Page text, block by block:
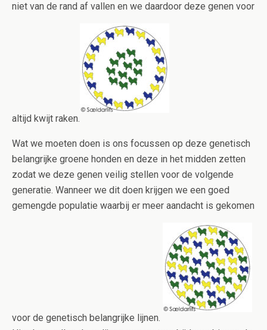
niet van de rand af vallen en we daardoor deze genen voor
altijd kwijt raken.
Wat we moeten doen is ons focussen op deze genetisch
belangrijke groene honden en deze in het midden zetten
zodat we deze genen veilig stellen voor de volgende
generatie. Wanneer we dit doen krijgen we een goed
gemengde populatie waarbij er meer aandacht is gekomen
voor de genetisch belangrijke lijnen.